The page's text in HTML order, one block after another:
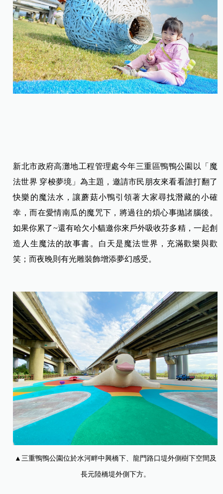
新北市政府高灘地工程管理處今年三重區鴨鴨公園以「魔
法世界 穿梭夢境」為主題，邀請市民朋友來看看誰打翻了
快樂的魔法水，讓蘑菇小鴨引領著大家尋找潛藏的小確
幸，而在愛情南瓜的魔咒下，將過往的煩心事拋諸腦後。
如果你累了~還有哈欠小貓邀你來戶外吸收芬多精，一起創
造人生魔法的故事書。白天是魔法世界，充滿歡樂與歡
笑；而夜晚則有光雕裝飾增添夢幻感受。
▲三重鴨鴨公園位於水河畔中興橋下、龍門路口堤外側樹下空間及
長元陸橋堤外側下方。